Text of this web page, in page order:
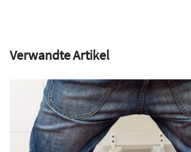
Verwandte Artikel